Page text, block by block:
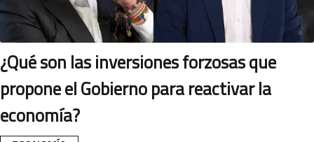
¿Qué son las inversiones forzosas que
propone el Gobierno para reactivar la
economía?